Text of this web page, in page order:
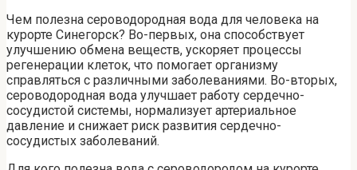
Чем полезна сероводородная вода для человека на
курорте Синегорск? Во-первых, она способствует
улучшению обмена веществ, ускоряет процессы
регенерации клеток, что помогает организму
справляться с различными заболеваниями. Во-вторых,
сероводородная вода улучшает работу сердечно-
сосудистой системы, нормализует артериальное
давление и снижает риск развития сердечно-
сосудистых заболеваний.